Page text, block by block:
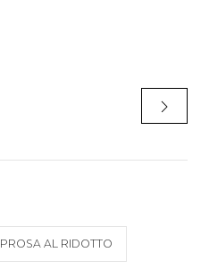
PROSA AL RIDOTTO